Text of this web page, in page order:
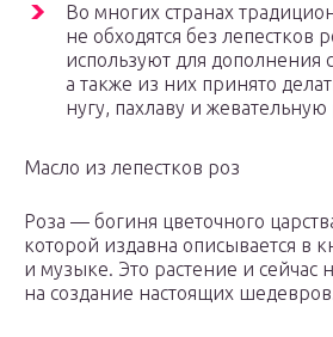
Во многих странах
не обходятся без лепестков
используют для дополнения
а также из них принято
нугу, пахлаву и
Масло из лепестков роз
Роза — богиня цветочного
которой издавна описывается в
и музыке. Это растение и сейчас
на создание настоящих